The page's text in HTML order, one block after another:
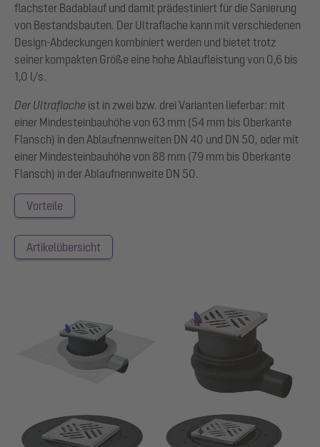
flachster Badablauf und damit prädestiniert für die Sanierung
von Bestandsbauten. Der Ultraflache kann mit verschiedenen
Design-Abdeckungen kombiniert werden und bietet trotz
seiner kompakten Größe eine hohe Ablaufleistung von 0,6 bis
1,0 l/s.
Der Ultraflache ist in zwei bzw. drei Varianten lieferbar: mit
einer Mindesteinbauhöhe von 63 mm (54 mm bis Oberkante
Flansch) in den Ablaufnennweiten DN 40 und DN 50, oder mit
einer Mindesteinbauhöhe von 88 mm (79 mm bis Oberkante
Flansch) in der Ablaufnennweite DN 50.
Vorteile
Artikelübersicht
Show larger version for:
Show larger version for: Show larger version for: